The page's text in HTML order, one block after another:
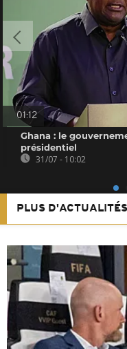
01:12
Ghana : le
présidentiel
31/07 - 10:02
PLUS D'ACTUALITÉS